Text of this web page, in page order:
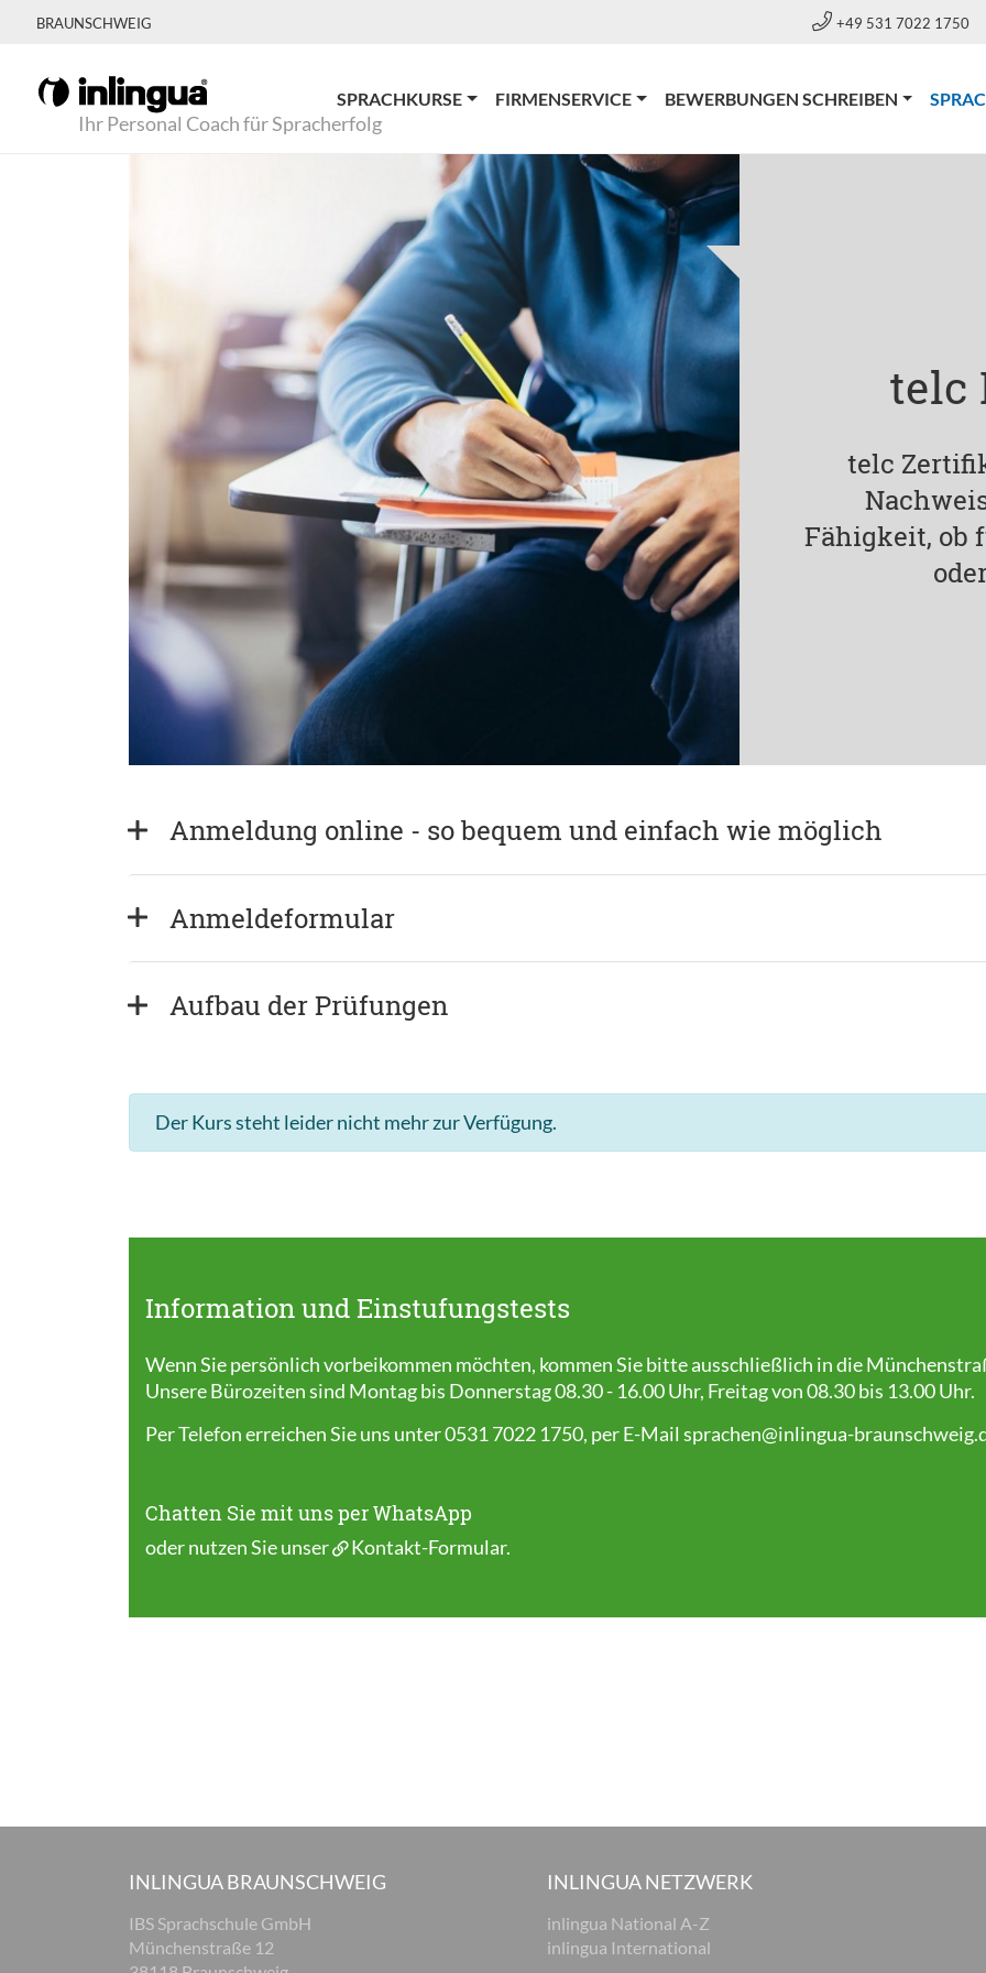
BRAUNSCHWEIG +49 531 7022 1750
Ihr Personal Coach für Spracherfolg
SPRACHKURSE FIRMENSERVICE BEWERBUNGEN SCHREIBEN
telc
telc
Fähigkeit, ob
Anmeldung online - so bequem und einfach wie möglich
Anmeldeformular
Aufbau der Prüfungen
Der Kurs steht leider nicht mehr zur Verfügung.
Information und Einstufungstests
Wenn Sie persönlich vorbeikommen möchten, kommen Sie bitte ausschließlich in die
Unsere Bürozeiten sind Montag bis Donnerstag 08.30 - 16.00 Uhr, Freitag von 08.30 bis 13.00 Uhr.
Per Telefon erreichen Sie uns unter 0531 7022 1750, per E-Mail sprachen@inlingua-
Chatten Sie mit uns per WhatsApp
oder nutzen Sie unser Kontakt-Formular.
INLINGUA BRAUNSCHWEIG
IBS Sprachschule GmbH
Münchenstraße 12
INLINGUA NETZWERK
inlingua National A-Z
inlingua International